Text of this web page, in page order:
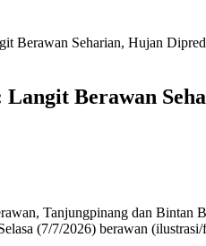
Berawan Seharian, Hujan
Langit Berawan
(7/7/2026) berawan